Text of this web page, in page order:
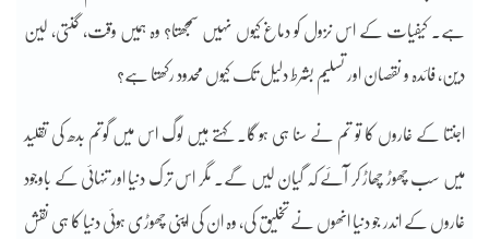
ہے۔ کیفیات کے اس نزول کو دماغ کیوں نہیں سمجھتا؟ وہ ہمیں وقت، گنتی، لین
دین، فائدہ و نقصان اور تسلیم بشرط دلیل تک کیوں محدود رکھتا ہے؟
اجنتا کے غاروں کا تو تم نے سنا ہی ہو گا۔ کہتے ہیں لوگ اس میں گوتم بدھ کی تقلید
میں سب چھوڑ چھاڑ کر آئے کہ گیان لیں گے۔ مگر اس ترک دنیا اور تنہائی کے باوجود
غاروں کے اندر جو دنیا انھوں نے تخلیق کی، وہ ان کی اپنی چھوڑی ہوئی دنیا کا ہی نقش